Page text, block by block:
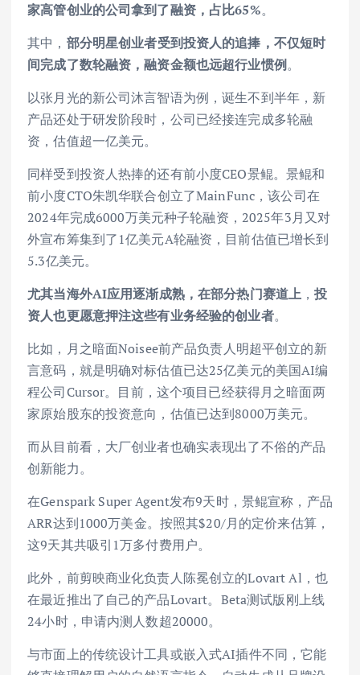
家高管创业的公司拿到了融资，占比65%。
其中， 部分明星创业者受到投资人的追捧，不仅短时
间完成了数轮融资，融资金额也远超行业惯例。
以张月光的新公司沐言智语为例，诞生不到半年，新
产品还处于研发阶段时，公司已经接连完成多轮融
资，估值超一亿美元。
同样受到投资人热捧的还有前小度CEO景鲲。景鲲和
前小度CTO朱凯华联合创立了MainFunc，该公司在
2024年完成6000万美元种子轮融资，2025年3月又对
外宣布筹集到了1亿美元A轮融资，目前估值已增长到
5.3亿美元。
尤其当海外AI应用逐渐成熟，在部分热门赛道上 ，投
资人也更愿意押注这些有业务经验的创业者。
比如，月之暗面Noisee前产品负责人明超平创立的新
言意码，就是明确对标估值已达25亿美元的美国AI编
程公司Cursor。目前，这个项目已经获得月之暗面两
家原始股东的投资意向，估值已达到8000万美元。
而从目前看，大厂创业者也确实表现出了不俗的产品
创新能力。
在Genspark Super Agent发布9天时，景鲲宣称，产品
ARR达到1000万美金。按照其$20/月的定价来估算，
这9天其共吸引1万多付费用户。
此外，前剪映商业化负责人陈冕创立的Lovart Al，也
在最近推出了自己的产品Lovart。Beta测试版刚上线
24小时，申请内测人数超20000。
与市面上的传统设计工具或嵌入式AI插件不同，它能